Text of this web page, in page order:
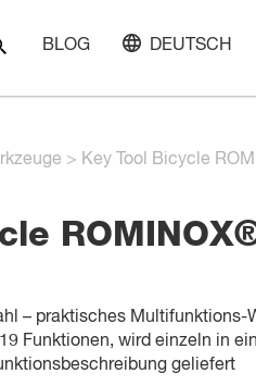
BLOG DEUTSCH
> Key Tool Bicycle
– praktisches Multifunktions-
Funktionen, wird einzeln in
geliefert